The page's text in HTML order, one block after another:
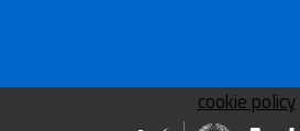
cookie policy